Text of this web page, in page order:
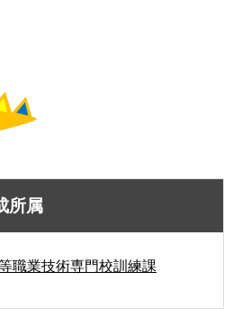
所属
職業技術専門校訓練課